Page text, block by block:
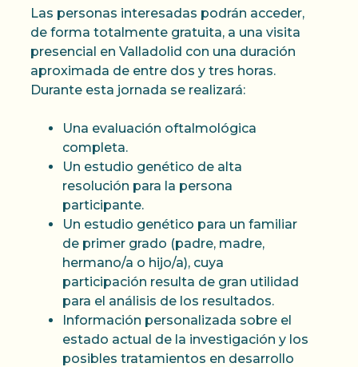
Las personas interesadas podrán acceder,
de forma totalmente gratuita, a una visita
presencial en Valladolid con una duración
aproximada de entre dos y tres horas.
Durante esta jornada se realizará:
Una evaluación oftalmológica
completa.
Un estudio genético de alta
resolución para la persona
participante.
Un estudio genético para un familiar
de primer grado (padre, madre,
hermano/a o hijo/a), cuya
participación resulta de gran utilidad
para el análisis de los resultados.
Información personalizada sobre el
estado actual de la investigación y los
posibles tratamientos en desarrollo